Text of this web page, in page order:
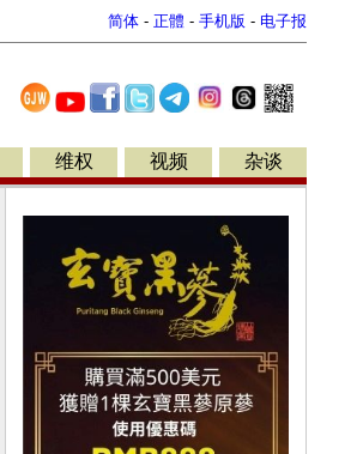
简体 - 正體 - 手机版 - 电子报
维权 视频 杂谈